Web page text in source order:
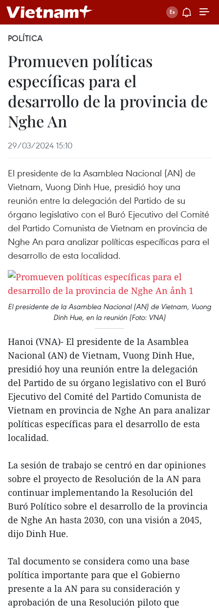
POLÍTICA
Promueven políticas
específicas para el
desarrollo de la provincia de
Nghe An
29/03/2024 15:10
El presidente de la Asamblea Nacional (AN) de
Vietnam, Vuong Dinh Hue, presidió hoy una
reunión entre la delegación del Partido de su
órgano legislativo con el Buró Ejecutivo del Comité
del Partido Comunista de Vietnam en provincia de
Nghe An para analizar políticas específicas para el
desarrollo de esta localidad.
El presidente de la Asamblea Nacional (AN) de Vietnam, Vuong
Dinh Hue, en la reunión (Foto: VNA)
Hanoi (VNA)- El presidente de la Asamblea
Nacional (AN) de Vietnam, Vuong Dinh Hue,
presidió hoy una reunión entre la delegación
del Partido de su órgano legislativo con el Buró
Ejecutivo del Comité del Partido Comunista de
Vietnam en provincia de Nghe An para analizar
políticas específicas para el desarrollo de esta
localidad.
La sesión de trabajo se centró en dar opiniones
sobre el proyecto de Resolución de la AN para
continuar implementando la Resolución del
Buró Político sobre el desarrollo de la provincia
de Nghe An hasta 2030, con una visión a 2045,
dijo Dinh Hue.
Tal documento se considera como una base
política importante para que el Gobierno
presente a la AN para su consideración y
aprobación de una Resolución piloto que